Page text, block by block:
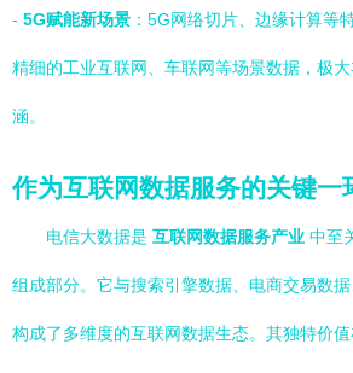
- 5G赋能新场景 ：5G网络切片、边缘计算等
精细的工业互联网、车联网等场景数据，极
涵。
作为互联网数据服务的关键一
电信大数据是 互联网数据服务产业 中至
组成部分。它与搜索引擎数据、电商交易数
构成了多维度的互联网数据生态。其独特价值